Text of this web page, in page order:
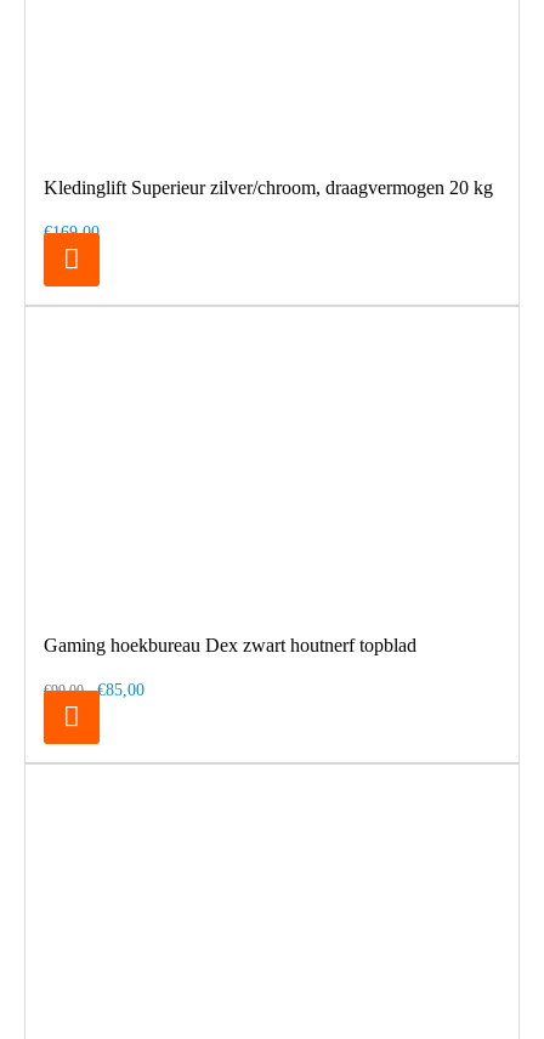
Kledinglift Superieur zilver/chroom, draagvermogen 20 kg
€169,00
Gaming hoekbureau Dex zwart houtnerf topblad
€99,00 €85,00